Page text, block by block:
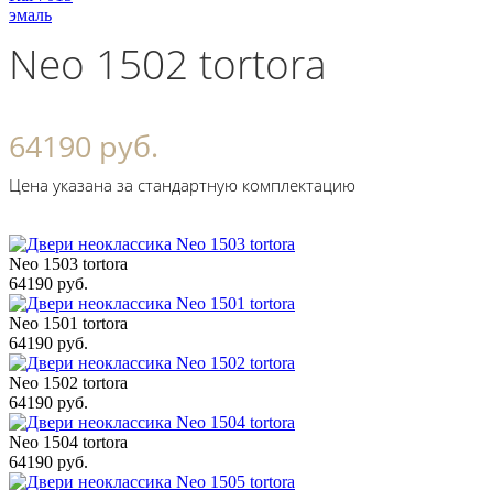
эмаль
Neo 1502 tortora
64190 руб.
Цена указана за стандартную комплектацию
Neo 1503 tortora
64190 руб.
Neo 1501 tortora
64190 руб.
Neo 1502 tortora
64190 руб.
Neo 1504 tortora
64190 руб.